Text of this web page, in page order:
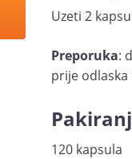
Uzeti 2
Preporuka:
prije odlaska
120 kapsula